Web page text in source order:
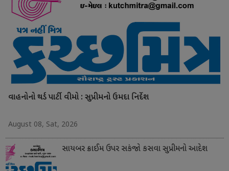
વાહનોનો થર્ડ પાર્ટી વીમો : સુપ્રીમનો ઉમદા નિર્દેશ
August 08, Sat, 2026
સાયબર ક્રાઈમ ઉપર સકંજો કસવા સુપ્રીમનો આદેશ